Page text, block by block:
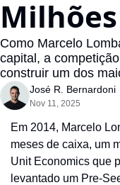
Milhões
Como Marcelo
capital, a
construir um dos
José R. Bernardoni
Nov 11, 2025
Em 2014, Marcelo
meses de caixa, um
Unit Economics que
levantado um Pre-